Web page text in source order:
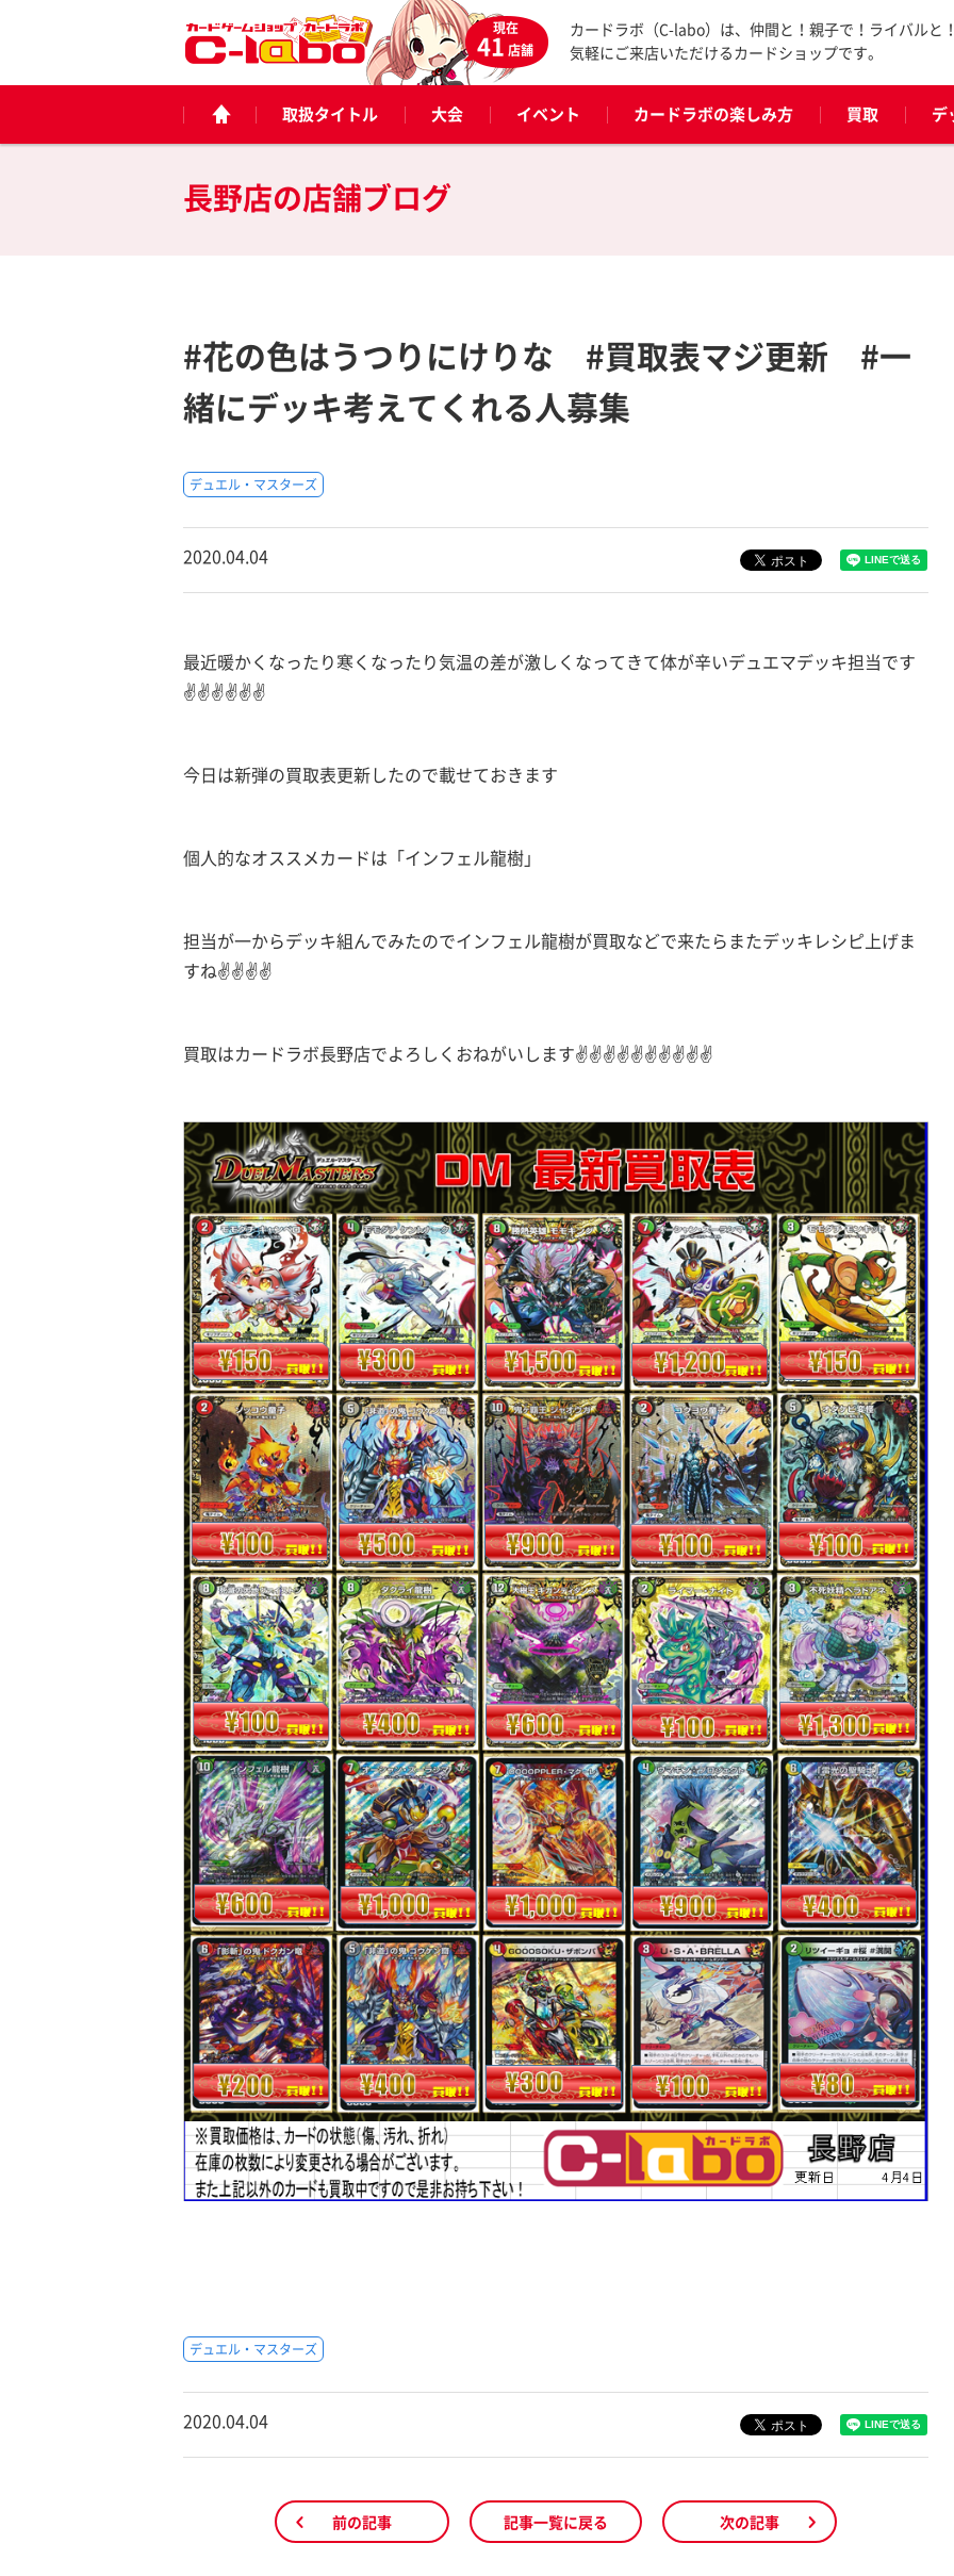
現在
41店舗
カードラボ（C-labo）は、仲間と！親子で！ライバルと
気軽にご来店いただけるカードショップです。
取扱タイトル 大会 イベント カードラボの楽しみ方 買取 デ
長野店の店舗ブログ
#花の色はうつりにけりな #買取表マジ更新 #一
緒にデッキ考えてくれる人募集
デュエル・マスターズ
2020.04.04
最近暖かくなったり寒くなったり気温の差が激しくなってきて体が辛いデュエマデッキ担当です
✌✌✌✌✌✌
今日は新弾の買取表更新したので載せておきます
個人的なオススメカードは「インフェル龍樹」
担当が一からデッキ組んでみたのでインフェル龍樹が買取などで来たらまたデッキレシピ上げま
すね✌✌✌✌
買取はカードラボ長野店でよろしくおねがいします✌✌✌✌✌✌✌✌✌✌
デュエル・マスターズ
2020.04.04
前の記事 記事一覧に戻る 次の記事